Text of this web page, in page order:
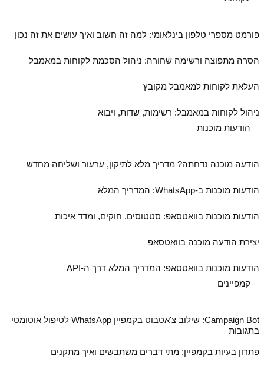
פורמט מספרי טלפון בינלאומי: למה זה חשוב ואיך עושים את זה נכון
הסרה מתפוצה ורשימה שחורה: ניהול הסכמת לקוחות במאמבל
העלאת לקוחות למאמבל מקובץ
ניהול לקוחות במאמבל: רשימות, שדות, ויבוא
הודעות מוכנות
הודעה מוכנה נדחתה? מדריך מלא לתיקון, ערעור ושליחה מחדש
הודעות מוכנות ב‑WhatsApp: המדריך המלא
הודעות מוכנות בוואטסאפ: סטטוסים, חוקים, ומדד איכות
יצירת הודעה מוכנה בוואטסאפ
הודעות מוכנות בוואטסאפ: המדריך המלא דרך ה‑API
קמפיינים
Campaign Bot: שילוב צ'אטבוט בקמפיין WhatsApp לטיפול אוטומטי
בתגובות
פתרון בעיות בקמפיין: מתי דברים משתבשים ואיך מתקנים